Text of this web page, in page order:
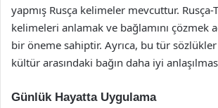
yapmış Rusça kelimeler mevcuttur. Rusça-
kelimeleri anlamak ve bağlamını çözmek
bir öneme sahiptir. Ayrıca, bu tür
kültür arasındaki bağın daha iyi
Günlük Hayatta Uygulama